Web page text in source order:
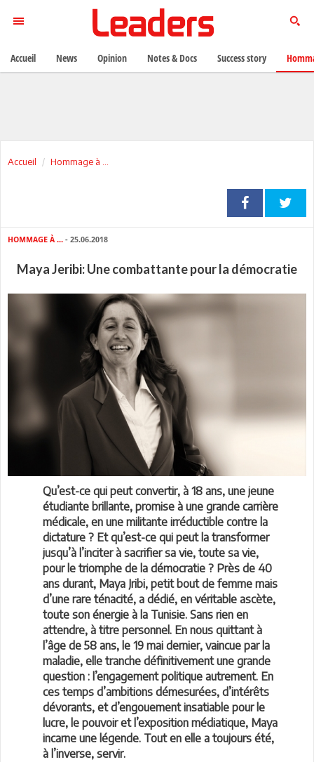
Accueil Hommage à ...
HOMMAGE À ... - 25.06.2018
Maya Jeribi: Une combattante pour la démocratie
Qu’est-ce qui peut convertir, à 18 ans, une jeune
étudiante brillante, promise à une grande carrière
médicale, en une militante irréductible contre la
dictature ? Et qu’est-ce qui peut la transformer
jusqu’à l’inciter à sacrifier sa vie, toute sa vie,
pour le triomphe de la démocratie ? Près de 40
ans durant, Maya Jribi, petit bout de femme mais
d’une rare ténacité, a dédié, en véritable ascète,
toute son énergie à la Tunisie. Sans rien en
attendre, à titre personnel. En nous quittant à
l’âge de 58 ans, le 19 mai dernier, vaincue par la
maladie, elle tranche définitivement une grande
question : l’engagement politique autrement. En
ces temps d’ambitions démesurées, d’intérêts
dévorants, et d’engouement insatiable pour le
lucre, le pouvoir et l’exposition médiatique, Maya
incarne une légende. Tout en elle a toujours été,
à l’inverse, servir.
Accueil News Opinion Notes & Docs Success story